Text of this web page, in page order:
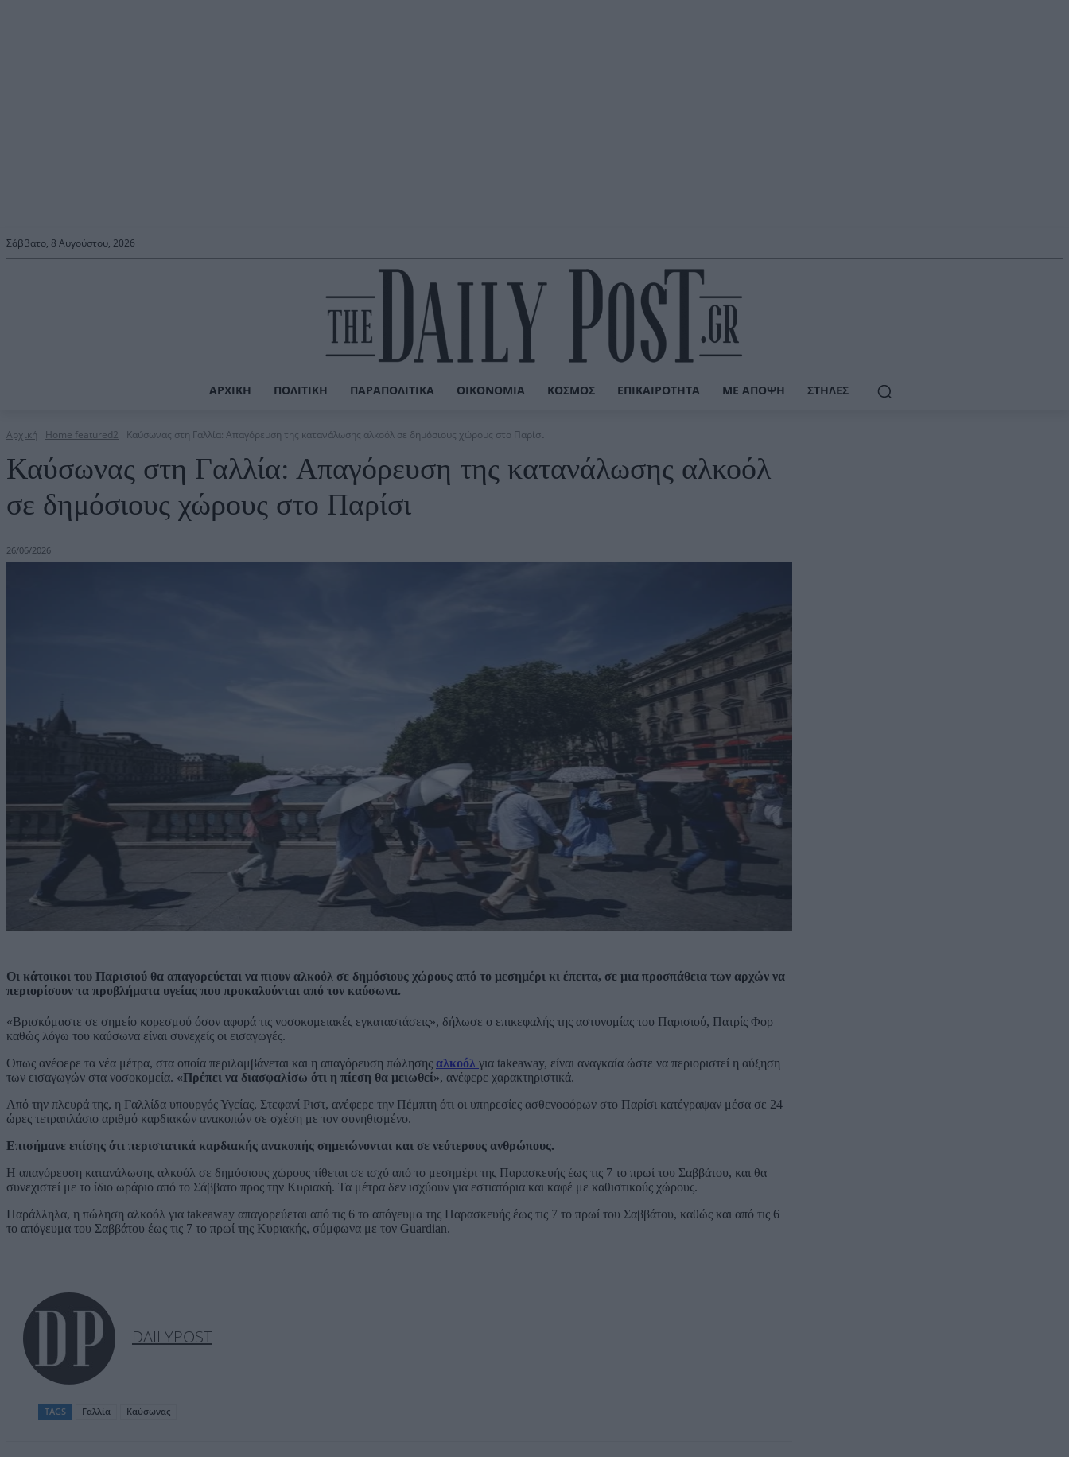
Σάββατο, 8 Αυγούστου, 2026
ΑΡΧΙΚΉ ΠΟΛΙΤΙΚΉ ΠΑΡΑΠΟΛΙΤΙΚΆ ΟΙΚΟΝΟΜΊΑ ΚΌΣΜΟΣ ΕΠΙΚΑΙΡΌΤΗΤΑ ΜΕ ΆΠΟΨΗ ΣΤΉΛΕΣ
Αρχική Home featured2 Καύσωνας στη Γαλλία: Απαγόρευση της κατανάλωσης αλκοόλ σε δημόσιους χώρους στο Παρίσι
Καύσωνας στη Γαλλία: Απαγόρευση της κατανάλωσης αλκοόλ
σε δημόσιους χώρους στο Παρίσι
26/06/2026
Οι κάτοικοι του Παρισιού θα απαγορεύεται να πιουν αλκοόλ σε δημόσιους χώρους από το μεσημέρι κι έπειτα, σε μια προσπάθεια των αρχών να
περιορίσουν τα προβλήματα υγείας που προκαλούνται από τον καύσωνα.
«Βρισκόμαστε σε σημείο κορεσμού όσον αφορά τις νοσοκομειακές εγκαταστάσεις», δήλωσε ο επικεφαλής της αστυνομίας του Παρισιού, Πατρίς Φορ
καθώς λόγω του καύσωνα είναι συνεχείς οι εισαγωγές.
Οπως ανέφερε τα νέα μέτρα, στα οποία περιλαμβάνεται και η απαγόρευση πώλησης αλκοόλ για takeaway, είναι αναγκαία ώστε να περιοριστεί η αύξηση
των εισαγωγών στα νοσοκομεία. «Πρέπει να διασφαλίσω ότι η πίεση θα μειωθεί», ανέφερε χαρακτηριστικά.
Από την πλευρά της, η Γαλλίδα υπουργός Υγείας, Στεφανί Ριστ, ανέφερε την Πέμπτη ότι οι υπηρεσίες ασθενοφόρων στο Παρίσι κατέγραψαν μέσα σε 24
ώρες τετραπλάσιο αριθμό καρδιακών ανακοπών σε σχέση με τον συνηθισμένο.
Επισήμανε επίσης ότι περιστατικά καρδιακής ανακοπής σημειώνονται και σε νεότερους ανθρώπους.
Η απαγόρευση κατανάλωσης αλκοόλ σε δημόσιους χώρους τίθεται σε ισχύ από το μεσημέρι της Παρασκευής έως τις 7 το πρωί του Σαββάτου, και θα
συνεχιστεί με το ίδιο ωράριο από το Σάββατο προς την Κυριακή. Τα μέτρα δεν ισχύουν για εστιατόρια και καφέ με καθιστικούς χώρους.
Παράλληλα, η πώληση αλκοόλ για takeaway απαγορεύεται από τις 6 το απόγευμα της Παρασκευής έως τις 7 το πρωί του Σαββάτου, καθώς και από τις 6
το απόγευμα του Σαββάτου έως τις 7 το πρωί της Κυριακής, σύμφωνα με τον Guardian.
DAILYPOST
TAGS Γαλλία Καύσωνας